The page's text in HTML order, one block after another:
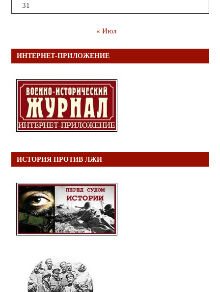
31
« Июл
ИНТЕРНЕТ-ПРИЛОЖЕНИЕ
ИСТОРИЯ ПРОТИВ ЛЖИ